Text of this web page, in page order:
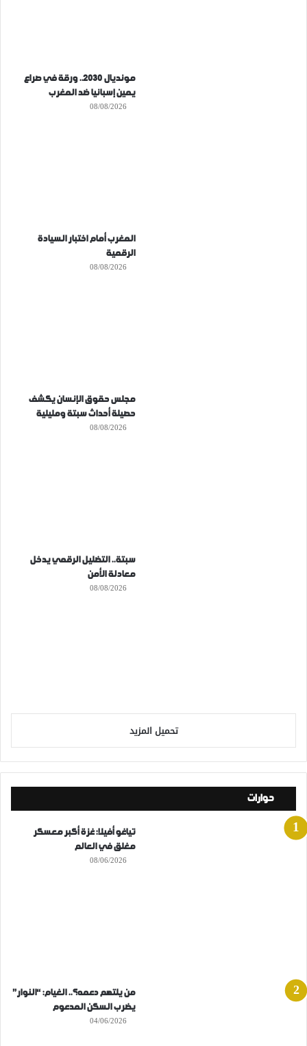
مونديال 2030.. ورقة في صراع
يمين إسبانيا ضد المغرب
08/08/2026
المغرب أمام اختبار السيادة
الرقمية
08/08/2026
مجلس حقوق الإنسان يكشف
حصيلة أحداث سبتة ومليلية
08/08/2026
سبتة.. التضليل الرقمي يدخل
معادلة الأمن
08/08/2026
تحميل المزيد
حوارات
تياغو أفيلا: غزة أكبر معسكر
مغلق في العالم
08/06/2026
من يلتهم دعمه؟.. الغيام: “النوار”
يضرب السكن المدعوم
04/06/2026